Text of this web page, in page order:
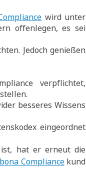
wird unter
offenlegen, es sei
Jedoch genießen
verpflichtet,
besseres Wissens
eingeordnet
ist, hat er erneut die
Compliancekund